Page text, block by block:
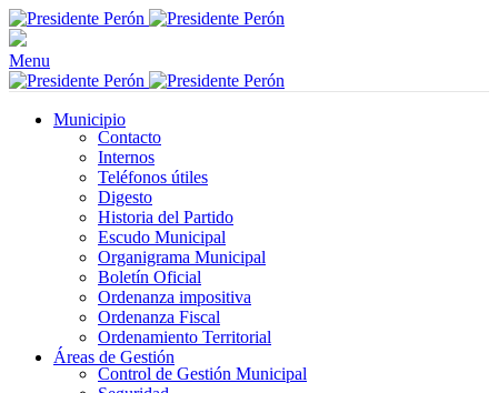
Menu
Municipio
Contacto
Internos
Teléfonos útiles
Digesto
Historia del Partido
Escudo Municipal
Organigrama Municipal
Boletín Oficial
Ordenanza impositiva
Ordenanza Fiscal
Ordenamiento Territorial
Áreas de Gestión
Control de Gestión Municipal